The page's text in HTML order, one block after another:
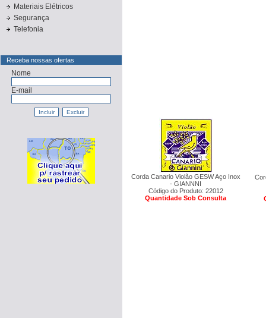
Materiais Elétricos
Segurança
Telefonia
Receba nossas ofertas
Nome
E-mail
Corda Canario Violão GESW Aço Inox
- GIANNNI
Código do Produto: 22012
Quantidade Sob Consulta